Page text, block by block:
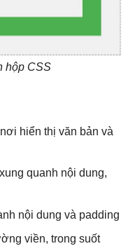
hộp CSS
hiển thị văn bản và
quanh nội dung,
nội dung và padding
viền, trong suốt